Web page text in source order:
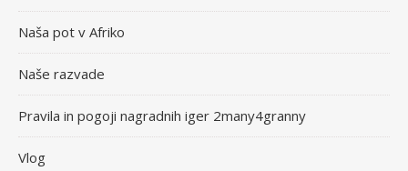
Naša pot v Afriko
Naše razvade
Pravila in pogoji nagradnih iger 2many4granny
Vlog